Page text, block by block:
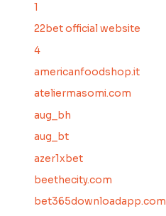
1
22bet official website
4
americanfoodshop.it
ateliermasomi.com
aug_bh
aug_bt
azer1xbet
beethecity.com
bet365downloadapp.com